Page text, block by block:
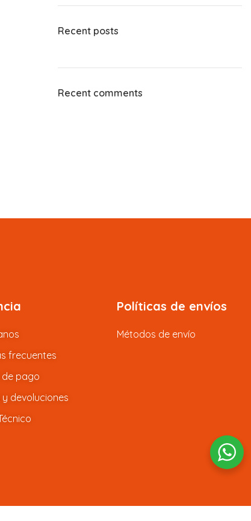
Recent posts
Recent comments
frecuentes
pago
devoluciones
Políticas de envíos
Métodos de envío